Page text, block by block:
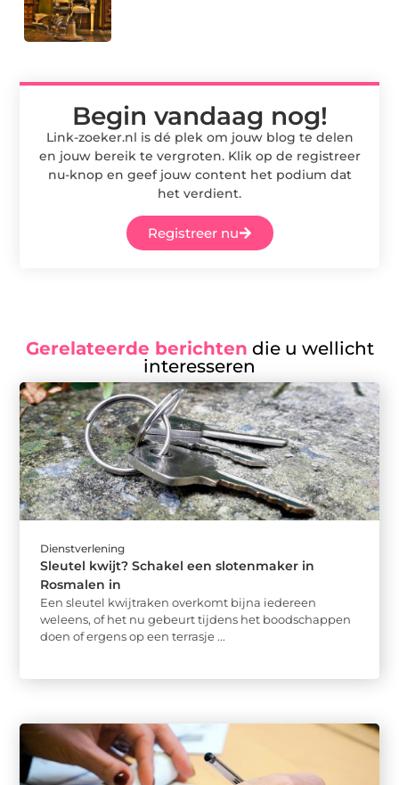
Begin vandaag nog!
Link-zoeker.nl is dé plek om jouw blog te delen
en jouw bereik te vergroten. Klik op de registreer
nu-knop en geef jouw content het podium dat
het verdient.
Registreer nu
Gerelateerde berichten die u wellicht
interesseren
Dienstverlening
Sleutel kwijt? Schakel een slotenmaker in
Rosmalen in
Een sleutel kwijtraken overkomt bijna iedereen
weleens, of het nu gebeurt tijdens het boodschappen
doen of ergens op een terrasje ...